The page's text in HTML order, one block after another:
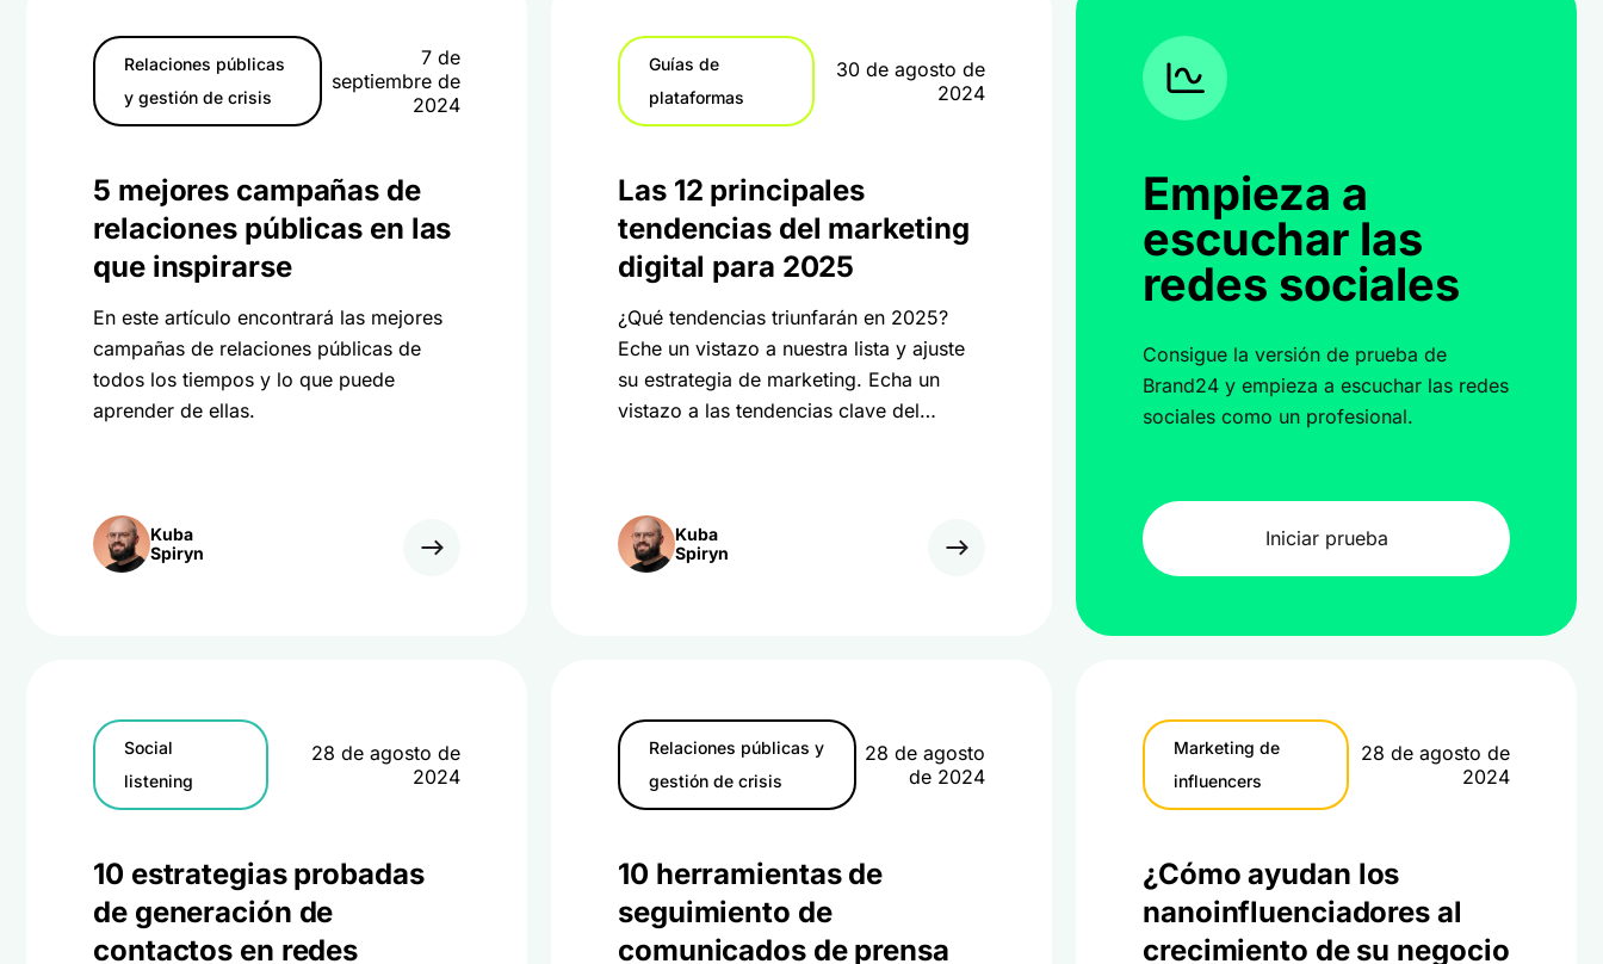
Relaciones públicas
y gestión de crisis
7 de
septiembre de
2024
5 mejores campañas de
relaciones públicas en las
que inspirarse
En este artículo encontrará las mejores
campañas de relaciones públicas de
todos los tiempos y lo que puede
aprender de ellas.
Kuba
Spiryn
Guías de
plataformas
30 de agosto de
2024
Las 12 principales
tendencias del marketing
digital para 2025
¿Qué tendencias triunfarán en 2025?
Eche un vistazo a nuestra lista y ajuste
su estrategia de marketing. Echa un
vistazo a las tendencias clave del
Kuba
Spiryn
Empieza a
escuchar las
redes sociales
Consigue la versión de prueba de
Brand24 y empieza a escuchar las redes
sociales como un profesional.
Iniciar prueba
Social
listening
28 de agosto de
2024
10 estrategias probadas
de generación de
contactos en redes
Relaciones públicas y
gestión de crisis
28 de agosto
de 2024
10 herramientas de
seguimiento de
comunicados de prensa
Marketing de
influencers
28 de agosto de
2024
¿Cómo ayudan los
nanoinfluenciadores al
crecimiento de su negocio